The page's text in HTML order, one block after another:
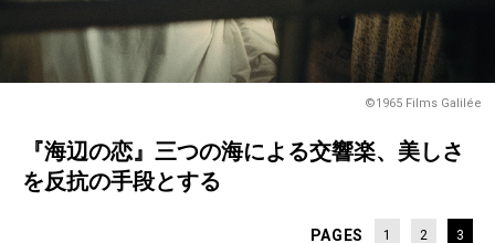
©1965 Films Galilée
『海辺の恋』三つの海による交響楽、美しさ
を反抗の手段とする
PAGES 1 2 3